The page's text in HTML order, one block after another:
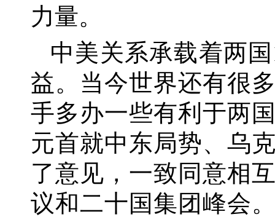
力量。
中美关系承载着两国
益。当今世界还有很
手多办一些有利于两
元首就中东局势、乌
了意见，一致同意相
议和二十国集团峰会